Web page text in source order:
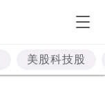
美股科技股